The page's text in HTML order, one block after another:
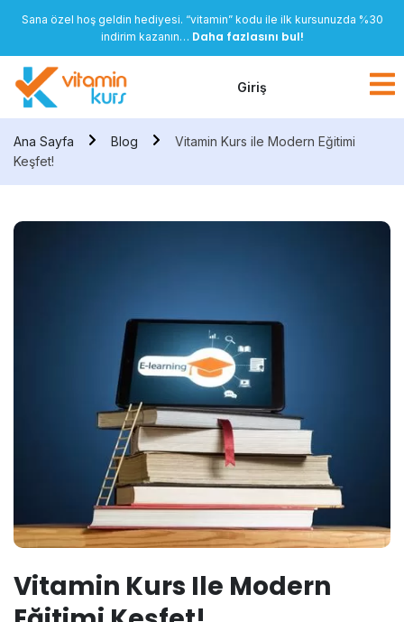
Sana özel hoş geldin hediyesi. “vitamin” kodu ile ilk kursunuzda %30
indirim kazanın… Daha fazlasını bul!
Giriş
Ana Sayfa Blog
Vitamin Kurs ile Modern Eğitimi
Keşfet!
Vitamin Kurs Ile Modern